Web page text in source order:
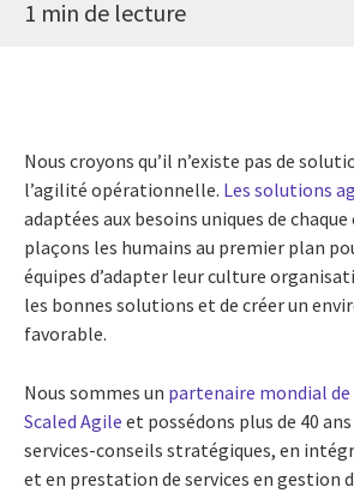
1 min de lecture
Nous croyons qu’il n’existe pas de
l’agilité opérationnelle. Les solutions
adaptées aux besoins uniques de
plaçons les humains au premier plan
équipes d’adapter leur culture
les bonnes solutions et de créer un
favorable.
Nous sommes un partenaire mondial
Scaled Agile et possédons plus de 40 ans
services-conseils stratégiques, en
et en prestation de services en gestion